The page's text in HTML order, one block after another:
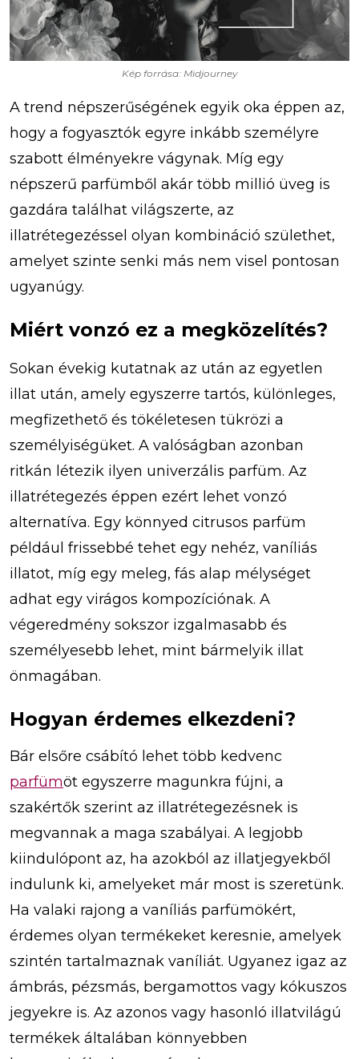
Kép forrása: Midjourney
A trend népszerűségének egyik oka éppen az,
hogy a fogyasztók egyre inkább személyre
szabott élményekre vágynak. Míg egy
népszerű parfümből akár több millió üveg is
gazdára találhat világszerte, az
illatrétegezéssel olyan kombináció születhet,
amelyet szinte senki más nem visel pontosan
ugyanúgy.
Miért vonzó ez a megközelítés?
Sokan évekig kutatnak az után az egyetlen
illat után, amely egyszerre tartós, különleges,
megfizethető és tökéletesen tükrözi a
személyiségüket. A valóságban azonban
ritkán létezik ilyen univerzális parfüm. Az
illatrétegezés éppen ezért lehet vonzó
alternatíva. Egy könnyed citrusos parfüm
például frissebbé tehet egy nehéz, vaníliás
illatot, míg egy meleg, fás alap mélységet
adhat egy virágos kompozíciónak. A
végeredmény sokszor izgalmasabb és
személyesebb lehet, mint bármelyik illat
önmagában.
Hogyan érdemes elkezdeni?
Bár elsőre csábító lehet több kedvenc
parfümöt egyszerre magunkra fújni, a
szakértők szerint az illatrétegezésnek is
megvannak a maga szabályai. A legjobb
kiindulópont az, ha azokból az illatjegyekből
indulunk ki, amelyeket már most is szeretünk.
Ha valaki rajong a vaníliás parfümökért,
érdemes olyan termékeket keresnie, amelyek
szintén tartalmaznak vaníliát. Ugyanez igaz az
ámbrás, pézsmás, bergamottos vagy kókuszos
jegyekre is. Az azonos vagy hasonló illatvilágú
termékek általában könnyebben